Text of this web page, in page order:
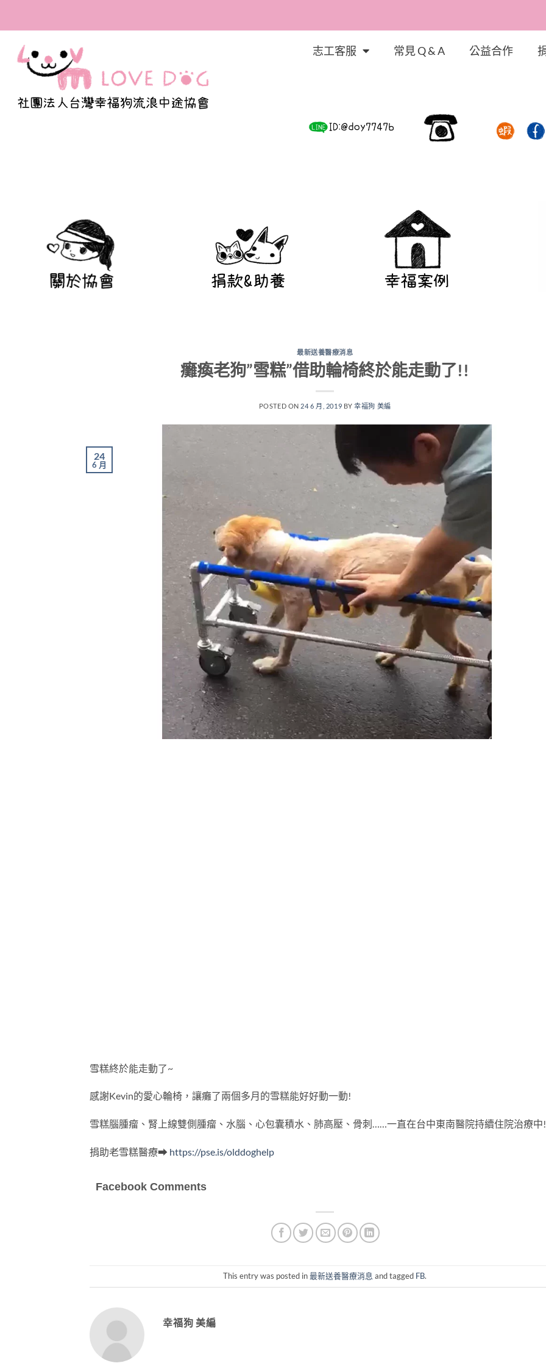
全台首間寫出百隻浪浪的故事，體會幸
福的溫度與我們的認真
志工客服 常見 Q & A 公益合作
最新送養醫療消息
癱瘓老狗”雪糕”借助輪椅終於能走動了!!
POSTED ON 24 6 月, 2019 BY幸福狗 美編
24
6 月
雪糕終於能走動了~
感謝Kevin的愛心輪椅，讓癱了兩個多月的雪糕能好好動一動!
雪糕腦腫瘤、腎上線雙側腫瘤、水腦、心包囊積水、肺高壓、骨刺……一直在台中東南醫院持續住院治療中!
捐助老雪糕醫療➡ https://pse.is/olddoghelp
Facebook Comments
This entry was posted in最新送養醫療消息 and tagged FB.
幸福狗 美編